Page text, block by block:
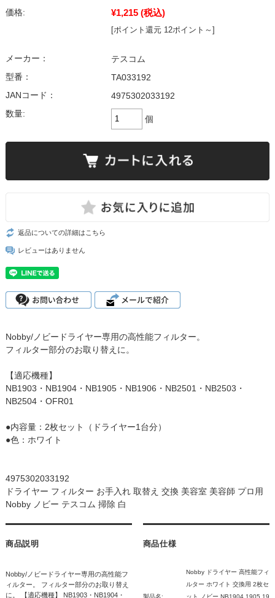
価格: ¥1,215 (税込)
[ポイント還元 12ポイント～]
メーカー：
テスコム
型番：
TA033192
JANコード：
4975302033192
数量:
個
返品についての詳細はこちら
レビューはありません
Nobby/ノビードライヤー専用の高性能フィルター。
フィルター部分のお取り替えに。
【適応機種】
NB1903・NB1904・NB1905・NB1906・NB2501・NB2503・
NB2504・OFR01
●内容量：2枚セット（ドライヤー1台分）
●色：ホワイト
4975302033192
ドライヤー フィルター お手入れ 取替え 交換 美容室 美容師 プロ用
Nobby ノビー テスコム 掃除 白
商品説明
Nobby/ノビードライヤー専用の高性能フ
ィルター。 フィルター部分のお取り替え
に。 【適応機種】 NB1903・NB1904・
商品仕様
製品名:
Nobby ドライヤー 高性能フィ
ルター ホワイト 交換用 2枚セ
ット ノビー NB1904 1905 19